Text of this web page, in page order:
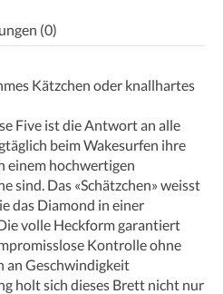
(0)
Kätzchen oder knallhartes
Five ist die Antwort an alle
beim Wakesurfen ihre
einem hochwertigen
sind. Das «Schätzchen» weisst
das Diamond in einer
volle Heckform garantiert
Kontrolle ohne
an Geschwindigkeit
holt sich dieses Brett nicht nur